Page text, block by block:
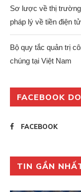
Sơ lược về thị
pháp lý về tiền điện
Bộ quy tắc quản trị
chúng tại Việt Nam
FACEBOOK
FACEBOOK
TIN GẦN